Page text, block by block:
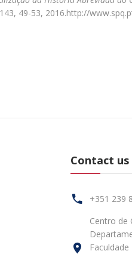
143, 49-53, 2016.http://
Contact us
+351 239
Centro de